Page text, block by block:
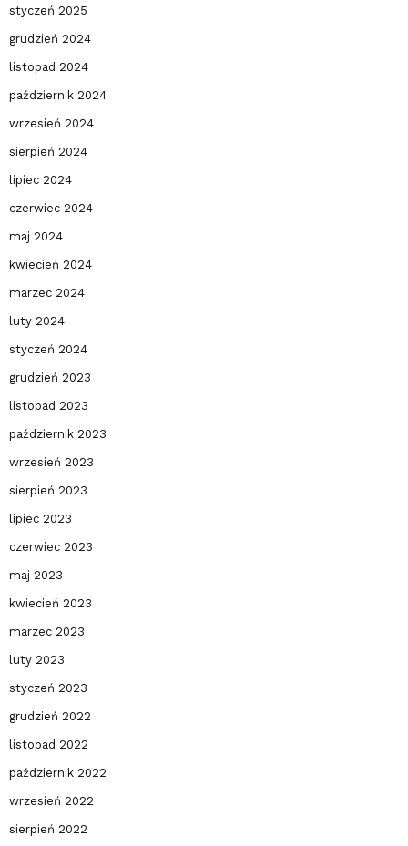
styczeń 2025
grudzień 2024
listopad 2024
październik 2024
wrzesień 2024
sierpień 2024
lipiec 2024
czerwiec 2024
maj 2024
kwiecień 2024
marzec 2024
luty 2024
styczeń 2024
grudzień 2023
listopad 2023
październik 2023
wrzesień 2023
sierpień 2023
lipiec 2023
czerwiec 2023
maj 2023
kwiecień 2023
marzec 2023
luty 2023
styczeń 2023
grudzień 2022
listopad 2022
październik 2022
wrzesień 2022
sierpień 2022